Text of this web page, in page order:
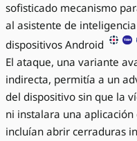
sofisticado mecanismo
al asistente de
dispositivos Android
El ataque, una variante
indirecta, permitía a un
del dispositivo sin que la
ni instalara una
incluían abrir cerraduras